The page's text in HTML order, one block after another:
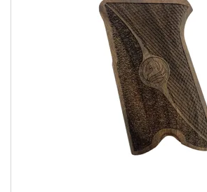
DETEKTORY KOVŮ